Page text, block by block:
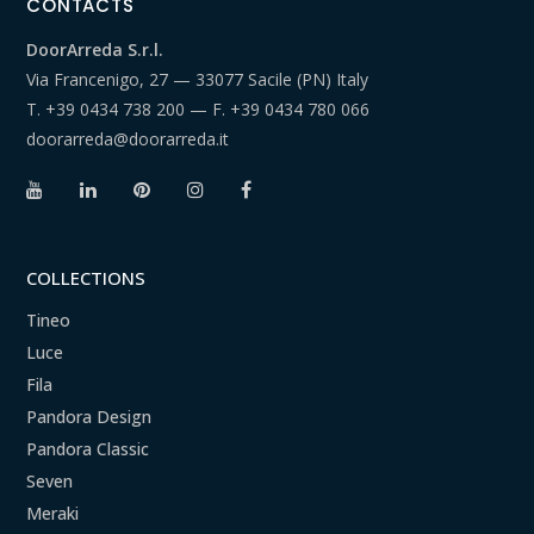
CONTACTS
DoorArreda S.r.l.
Via Francenigo, 27 — 33077 Sacile (PN) Italy
T. +39 0434 738 200 — F. +39 0434 780 066
doorarreda@doorarreda.it
COLLECTIONS
Tineo
Luce
Fila
Pandora Design
Pandora Classic
Seven
Meraki